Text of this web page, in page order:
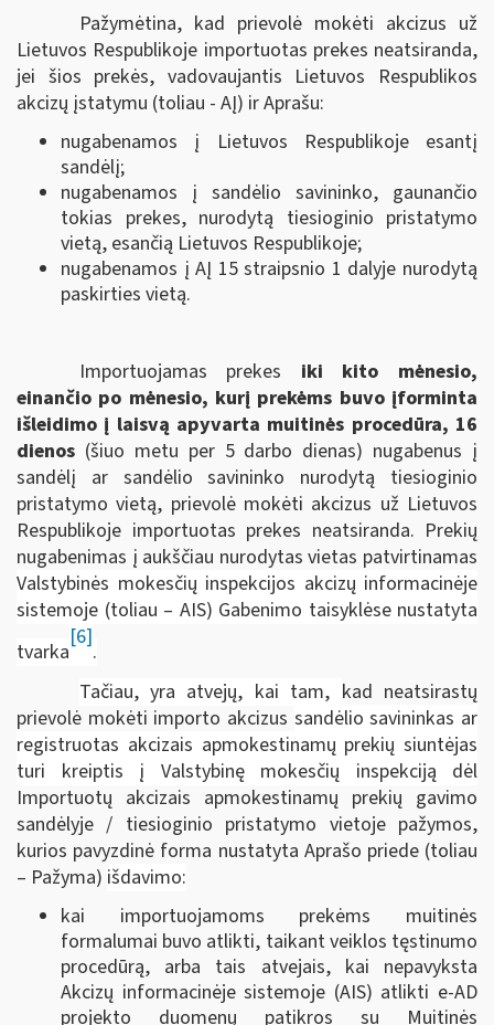
Pažymėtina, kad prievolė mokėti akcizus už
Lietuvos Respublikoje importuotas prekes neatsiranda,
jei šios prekės, vadovaujantis Lietuvos Respublikos
akcizų įstatymu (toliau - AĮ) ir Aprašu:
nugabenamos į Lietuvos Respublikoje esantį
sandėlį;
nugabenamos į sandėlio savininko, gaunančio
tokias prekes, nurodytą tiesioginio pristatymo
vietą, esančią Lietuvos Respublikoje;
nugabenamos į AĮ 15 straipsnio 1 dalyje nurodytą
paskirties vietą.
Importuojamas prekes iki kito mėnesio,
einančio po mėnesio, kurį prekėms buvo įforminta
išleidimo į laisvą apyvarta muitinės procedūra, 16
dienos (šiuo metu per 5 darbo dienas) nugabenus į
sandėlį ar sandėlio savininko nurodytą tiesioginio
pristatymo vietą, prievolė mokėti akcizus už Lietuvos
Respublikoje importuotas prekes neatsiranda. Prekių
nugabenimas į aukščiau nurodytas vietas patvirtinamas
Valstybinės mokesčių inspekcijos akcizų informacinėje
sistemoje (toliau – AIS) Gabenimo taisyklėse nustatyta
tvarka
[6]
.
Tačiau, yra atvejų, kai tam, kad neatsirastų
prievolė mokėti importo akcizus sandėlio savininkas ar
registruotas akcizais apmokestinamų prekių siuntėjas
turi kreiptis į Valstybinę mokesčių inspekciją dėl
Importuotų akcizais apmokestinamų prekių gavimo
sandėlyje / tiesioginio pristatymo vietoje pažymos,
kurios pavyzdinė forma nustatyta Aprašo priede (toliau
– Pažyma) išdavimo:
kai importuojamoms prekėms muitinės
formalumai buvo atlikti, taikant veiklos tęstinumo
procedūrą, arba tais atvejais, kai nepavyksta
Akcizų informacinėje sistemoje (AIS) atlikti e-AD
projekto duomenų patikros su Muitinės